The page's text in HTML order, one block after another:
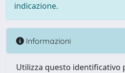
indicazione.
Informazioni
Utilizza questo identificativo